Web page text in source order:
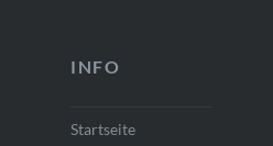
INFO
Startseite